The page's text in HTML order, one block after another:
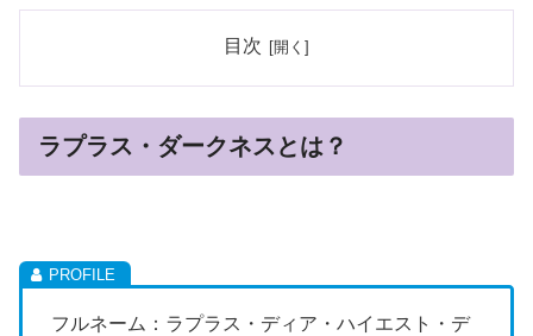
目次
ラプラス・ダークネスとは？
フルネーム： ラプラス・ディア・ハイエスト・デ